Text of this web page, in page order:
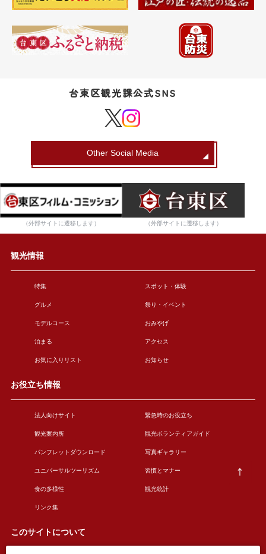
台東区観光課公式SNS
Other Social Media
（外部サイトに遷移します） （外部サイトに遷移します）
観光情報
特集 スポット・体験
グルメ 祭り・イベント
モデルコース おみやげ
泊まる アクセス
お気に入りリスト お知らせ
お役立ち情報
法人向けサイト 緊急時のお役立ち
観光案内所 観光ボランティアガイド
パンフレットダウンロード 写真ギャラリー
ユニバーサルツーリズム 習慣とマナー
食の多様性 観光統計
リンク集
このサイトについて